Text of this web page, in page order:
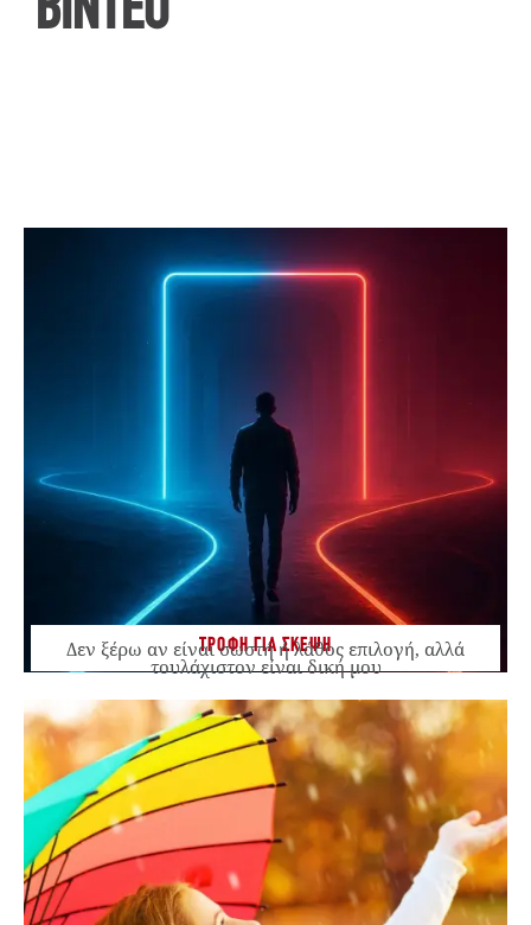
ΤΡΟΦΗ ΓΙΑ ΣΚΕΨΗ
Δεν ξέρω αν είναι σωστή ή λάθος επιλογή, αλλά
τουλάχιστον είναι δική μου